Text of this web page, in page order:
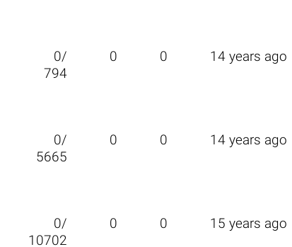
0/
794
0 0 14 years ago
0/
5665
0 0 14 years ago
0/
10702
0 0 15 years ago